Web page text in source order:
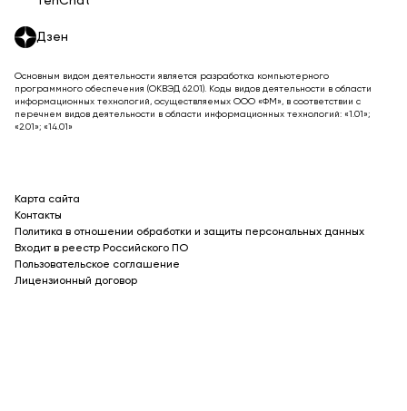
Дзен
Основным видом деятельности является разработка компьютерного
программного обеспечения (ОКВЭД 62.01). Коды видов деятельности в области
информационных технологий, осуществляемых ООО «ФМ», в соответствии с
перечнем видов деятельности в области информационных технологий: «1.01»;
«2.01»; «14.01»
Карта сайта
Контакты
Политика в отношении обработки и защиты персональных данных
Входит в реестр Российского ПО
Пользовательское соглашение
Лицензионный договор